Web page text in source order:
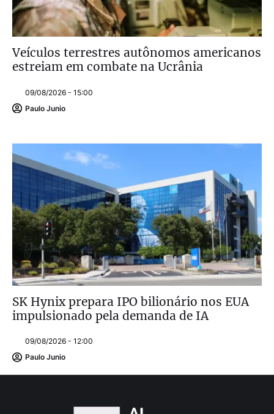
Veículos terrestres autônomos americanos
estreiam em combate na Ucrânia
09/08/2026 - 15:00
Paulo Junio
SK Hynix prepara IPO bilionário nos EUA
impulsionado pela demanda de IA
09/08/2026 - 12:00
Paulo Junio